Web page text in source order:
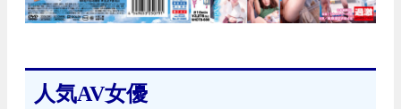
人気AV女優